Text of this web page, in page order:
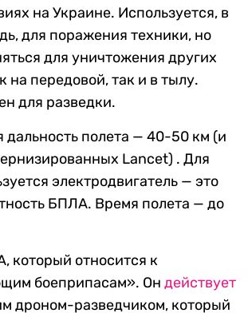
на Украине. Используется, в
для поражения техники, но
для уничтожения других
на передовой, так и в тылу.
для разведки.
дальность полета — 40-50 км (и
Lancet) . Для
электродвигатель — это
БПЛА. Время полета — до
который относится к
боеприпасам». Он действует
дроном-разведчиком, который